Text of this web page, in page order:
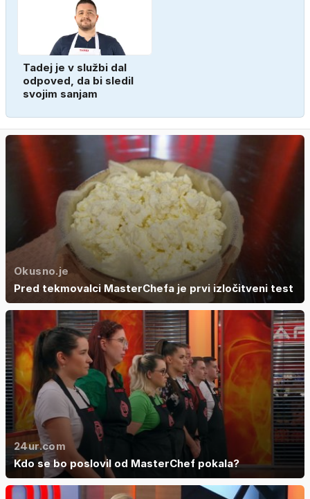
Tadej je v službi dal
odpoved, da bi sledil
svojim sanjam
Okusno.je
Pred tekmovalci MasterChefa je prvi izločitveni test
24ur.com
Kdo se bo poslovil od MasterChef pokala?